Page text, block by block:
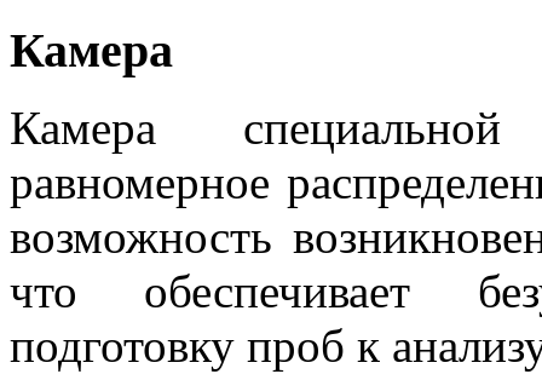
Камера
Камера специальной
равномерное
возможность
что обеспечивает
подготовку проб к